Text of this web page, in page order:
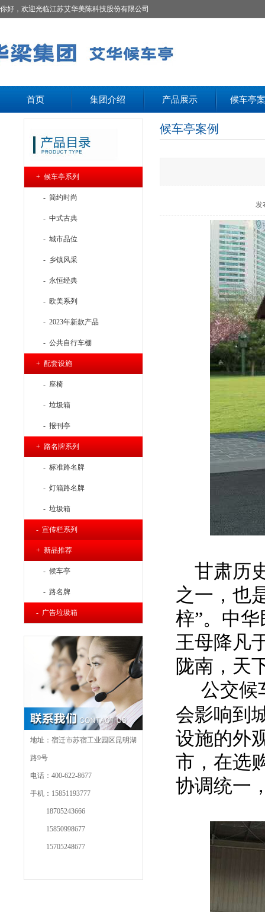
你好，欢迎光临江苏艾华美陈科技股份有限公司
首页 集团介绍 产品展示 候车亭
+ 候车亭系列
- 简约时尚
- 中式古典
- 城市品位
- 乡镇风采
- 永恒经典
- 欧美系列
- 2023年新款产品
- 公共自行车棚
+ 配套设施
- 座椅
- 垃圾箱
- 报刊亭
+ 路名牌系列
- 标准路名牌
- 灯箱路名牌
- 垃圾箱
- 宣传栏系列
+ 新品推荐
- 候车亭
- 路名牌
- 广告垃圾箱
地址：宿迁市苏宿工业园区昆明湖
路9号
电话：400-622-8677
手机：15851193777
18705243666
15850998677
15705248677
候车亭案例
发
甘肃历
之一，也
梓”。中
王母降凡
陇南 ，天
公交候
会影响到
设施的外
市，在选
协调统一